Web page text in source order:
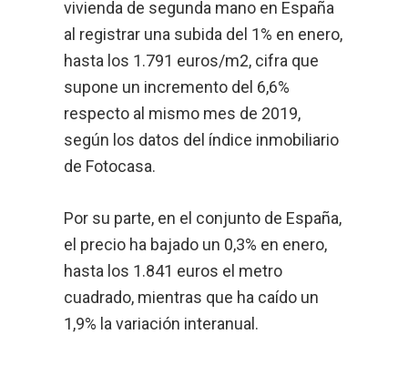
vivienda de segunda mano en España
al registrar una subida del 1% en enero,
hasta los 1.791 euros/m2, cifra que
supone un incremento del 6,6%
respecto al mismo mes de 2019,
según los datos del índice inmobiliario
de Fotocasa.
Por su parte, en el conjunto de España,
el precio ha bajado un 0,3% en enero,
hasta los 1.841 euros el metro
cuadrado, mientras que ha caído un
1,9% la variación interanual.